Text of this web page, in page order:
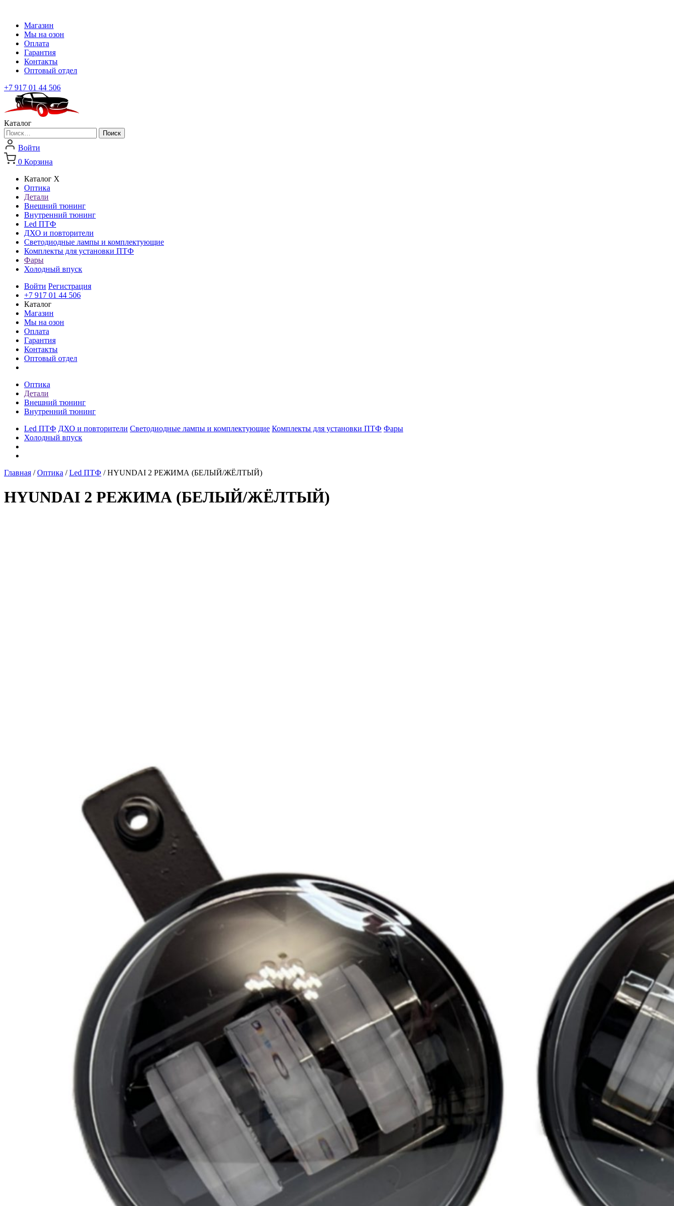
Магазин
Мы на озон
Оплата
Гарантия
Контакты
Оптовый отдел
+7 917 01 44 506
Каталог
Найти:
Войти
0 Корзина
Каталог X
Оптика
Детали
Внешний тюнинг
Внутренний тюнинг
Led ПТФ
ДХО и повторители
Светодиодные лампы и комплектующие
Комплекты для установки ПТФ
Фары
Холодный впуск
Войти Регистрация
+7 917 01 44 506
Каталог
Магазин
Мы на озон
Оплата
Гарантия
Контакты
Оптовый отдел
Оптика
Детали
Внешний тюнинг
Внутренний тюнинг
Led ПТФ ДХО и повторители Светодиодные лампы и комплектующие Комплекты для установки ПТФ Фары
Холодный впуск
Главная /Оптика /Led ПТФ / HYUNDAI 2 РЕЖИМА (БЕЛЫЙ/ЖЁЛТЫЙ)
HYUNDAI 2 РЕЖИМА (БЕЛЫЙ/ЖЁЛТЫЙ)